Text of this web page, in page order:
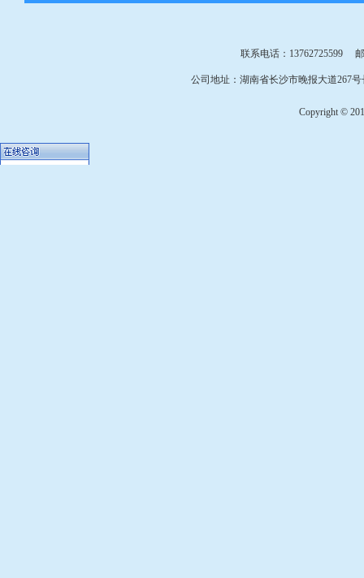
联系电话：13762725599
公司地址：湖南省长沙市晚报大道267
Copyright ©